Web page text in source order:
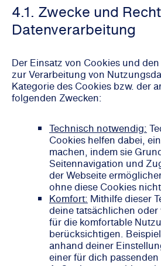
4.1. Zwecke und
Datenverarbeitung
Der Einsatz von Cookies und
zur Verarbeitung von
Kategorie des Cookies bzw. der
folgenden Zwecken:
Technisch notwendig:
Cookies helfen dabei,
machen, indem sie
Seitennavigation und
der Webseite
ohne diese Cookies
Komfort: Mithilfe dieser
deine tatsächlichen
für die komfortable
berücksichtigen.
anhand deiner
einer für dich